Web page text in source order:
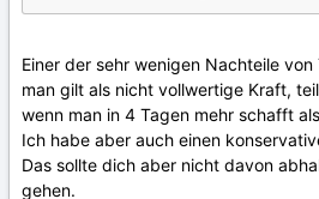
Einer der sehr wenigen Nachteile von
man gilt als nicht vollwertige Kraft,
wenn man in 4 Tagen mehr schafft
Ich habe aber auch einen
Das sollte dich aber nicht davon
gehen.